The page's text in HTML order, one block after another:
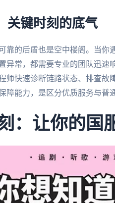
关键时刻的底气
靠的后盾也是空中楼阁。当
异常，都需要专业的团队迅速
师快速诊断链路状态、排查故
障能力，是区分优质服务与普
：让你的国